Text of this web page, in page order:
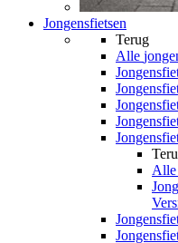
Jongensfietsen
Terug
Alle
Alle